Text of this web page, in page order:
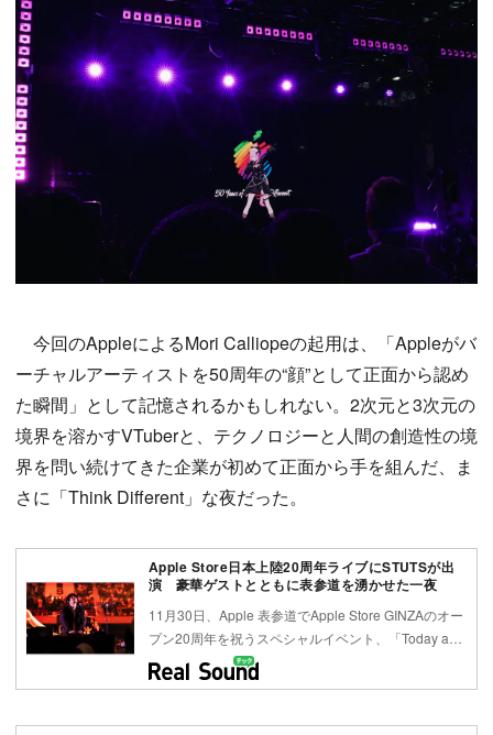
今回のAppleによるMori Calliopeの起用は、「Appleがバ
ーチャルアーティストを50周年の“顔”として正面から認め
た瞬間」として記憶されるかもしれない。2次元と3次元の
境界を溶かすVTuberと、テクノロジーと人間の創造性の境
界を問い続けてきた企業が初めて正面から手を組んだ、ま
さに「Think Different」な夜だった。
Apple Store日本上陸20周年ライブにSTUTSが出
演 豪華ゲストとともに表参道を湧かせた一夜
11月30日、Apple 表参道でApple Store GINZAのオー
プン20周年を祝うスペシャルイベント、「Today a…